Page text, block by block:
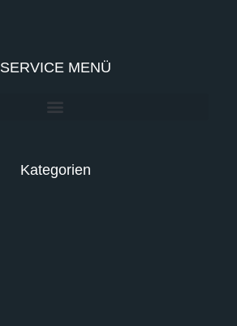
SERVICE MENÜ
Kategorien